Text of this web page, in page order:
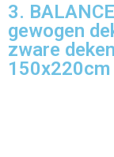
3.
gewogen
zware
150x220cm